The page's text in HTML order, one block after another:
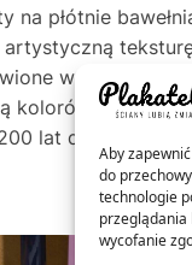
Aby
do
technologie
wycofanie
na płótnie
artystyczną
w ramę. Oba
kolorów przez
lat dla płócien.